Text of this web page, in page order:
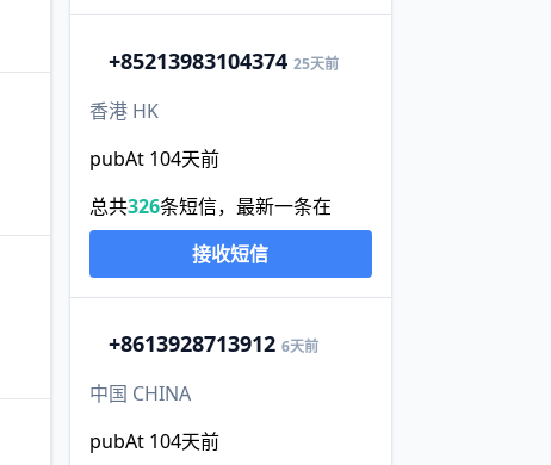
+85213983104374 25天前
香港 HK
pubAt 104天前
总共326条短信，最新一条在
接收短信
+8613928713912 6天前
中国 CHINA
pubAt 104天前